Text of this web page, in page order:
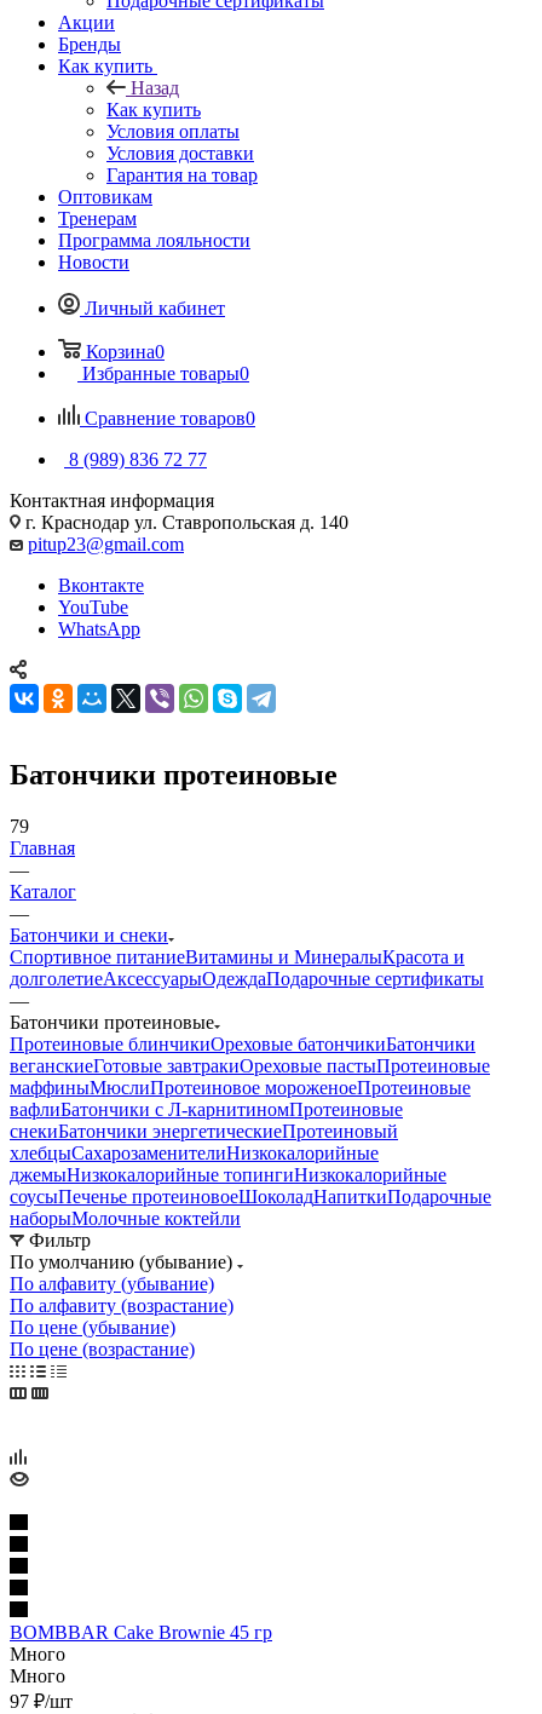
Акции
Бренды
Как купить
Назад
Как купить
Условия оплаты
Условия доставки
Гарантия на товар
Оптовикам
Тренерам
Программа лояльности
Новости
Личный кабинет
Корзина0
Избранные товары0
Сравнение товаров0
8 (989) 836 72 77
Контактная информация
г. Краснодар ул. Ставропольская д. 140
pitup23@gmail.com
Вконтакте
YouTube
WhatsApp
Батончики протеиновые
79
Главная
—
Каталог
—
Батончики и снеки
Спортивное питаниеВитамины и МинералыКрасота и
долголетиеАксессуарыОдеждаПодарочные сертификаты
—
Батончики протеиновые
Протеиновые блинчикиОреховые батончикиБатончики
веганскиеГотовые завтракиОреховые пастыПротеиновые
маффиныМюслиПротеиновое мороженоеПротеиновые
вафлиБатончики с Л-карнитиномПротеиновые
снекиБатончики энергетическиеПротеиновый
хлебцыСахарозаменителиНизкокалорийные
джемыНизкокалорийные топингиНизкокалорийные
соусыПеченье протеиновоеШоколадНапиткиПодарочные
наборыМолочные коктейли
Фильтр
По умолчанию (убывание)
По алфавиту (убывание)
По алфавиту (возрастание)
По цене (убывание)
По цене (возрастание)
BOMBBAR Cake Brownie 45 гр
Много
Много
97 ₽/шт